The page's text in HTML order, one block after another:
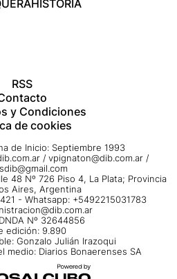
HISTORIA
RSS
y Condiciones
de cookies
de Inicio: Septiembre 1993
/ vpignaton@dib.com.ar /
48 Nº 726 Piso 4, La Plata; Provincia
Aires, Argentina
- Whatsapp: +5492215031783
Nº 32644856
edición: 9.890
Gonzalo Julián Irazoqui
medio: Diarios Bonaerenses SA